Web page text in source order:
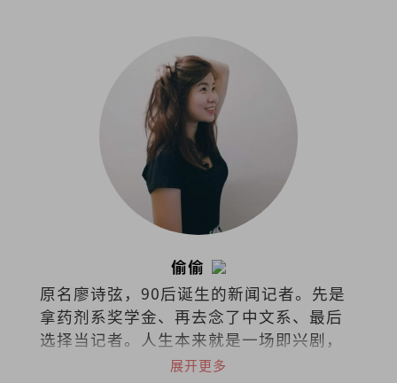
偷偷
原名廖诗弦，90后诞生的新闻记者。先是
拿药剂系奖学金、再去念了中文系、最后
选择当记者。人生本来就是一场即兴剧，
无需固定脚本，只需勇气和创造力。
展开更多